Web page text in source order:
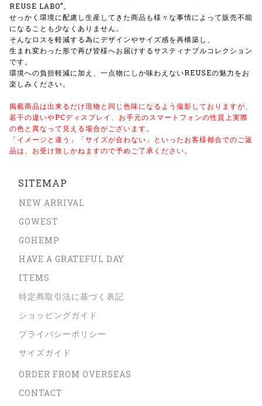
REUSE LABO”。
せっかく環境に配慮し生産してきた商品も様々な事情によって販売不能
になることも少なくありません。
そんなロスを軽減する為にデザインやサイズ感を再構築し、
生まれ変わった形で再び皆様へお届けするサスティナブルコレクション
です。
環境への負担軽減に加え、一点物にしか味わえないREUSEの魅力をお
楽しみください。
掲載商品は出来るだけ現物と同じ色味になるよう撮影しておりますが、
若干の違いやPCディスプレイ、お手元のスマートフォンの性質上実際
の色と異なって見える場合がございます。
「イメージと違う」「サイズが合わない」といったお客様都合でのご返
品は、お受け致しかねますので予めご了承ください。
SITEMAP
NEW ARRIVAL
GOWEST
GOHEMP
HAVE A GRATEFUL DAY
ITEMS
特定商取引法に基づく表記
ショッピングガイド
プライバシーポリシー
サイズガイド
ORDER FROM OVERSEAS
CONTACT